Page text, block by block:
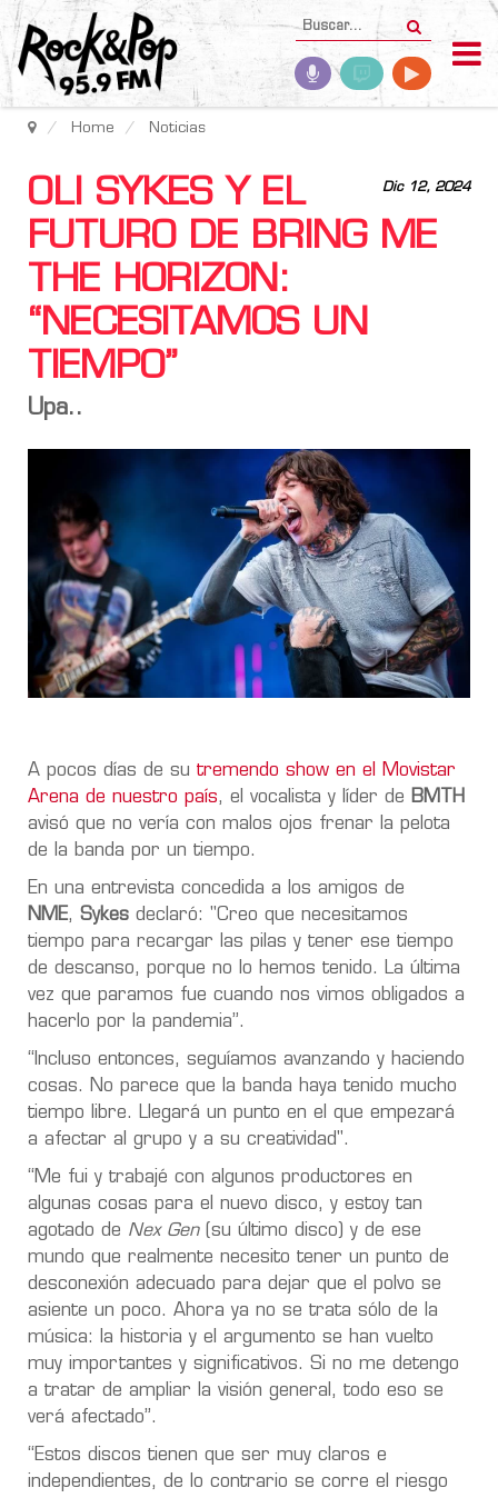
Home Noticias
Dic 12, 2024
OLI SYKES Y EL
FUTURO DE BRING ME
THE HORIZON:
“NECESITAMOS UN
TIEMPO”
Upa..
A pocos días de su tremendo show en el Movistar
Arena de nuestro país, el vocalista y líder de BMTH
avisó que no vería con malos ojos frenar la pelota
de la banda por un tiempo.
En una entrevista concedida a los amigos de
NME, Sykes declaró: "Creo que necesitamos
tiempo para recargar las pilas y tener ese tiempo
de descanso, porque no lo hemos tenido. La última
vez que paramos fue cuando nos vimos obligados a
hacerlo por la pandemia”.
“Incluso entonces, seguíamos avanzando y haciendo
cosas. No parece que la banda haya tenido mucho
tiempo libre. Llegará un punto en el que empezará
a afectar al grupo y a su creatividad".
“Me fui y trabajé con algunos productores en
algunas cosas para el nuevo disco, y estoy tan
agotado de Nex Gen(su último disco) y de ese
mundo que realmente necesito tener un punto de
desconexión adecuado para dejar que el polvo se
asiente un poco. Ahora ya no se trata sólo de la
música: la historia y el argumento se han vuelto
muy importantes y significativos. Si no me detengo
a tratar de ampliar la visión general, todo eso se
verá afectado”.
“Estos discos tienen que ser muy claros e
independientes, de lo contrario se corre el riesgo